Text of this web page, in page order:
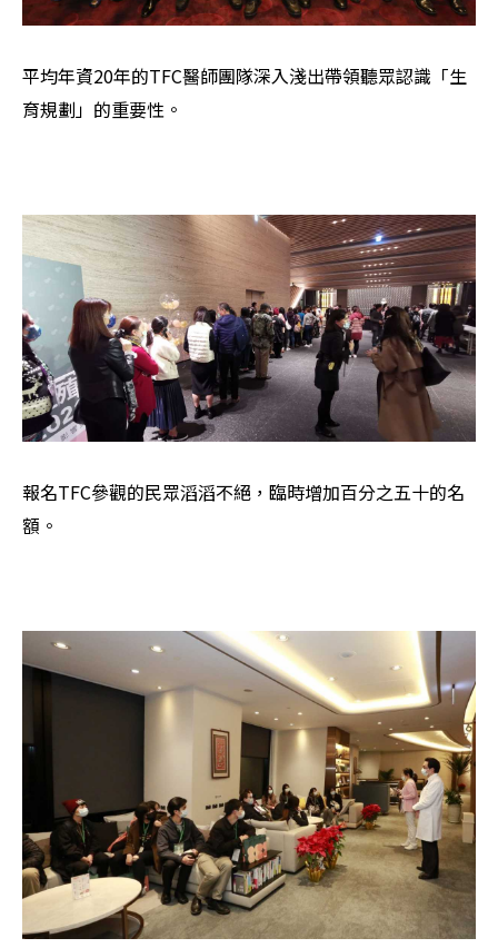
平均年資20年的TFC醫師團隊深入淺出帶領聽眾認識「生
育規劃」的重要性。
報名TFC參觀的民眾滔滔不絕，臨時增加百分之五十的名
額。